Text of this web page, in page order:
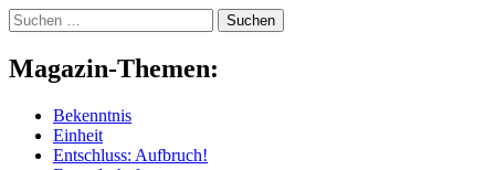
Skip
to
content
Suchen
nach:
Magazin-Themen:
Bekenntnis
Einheit
Entschluss: Aufbruch!